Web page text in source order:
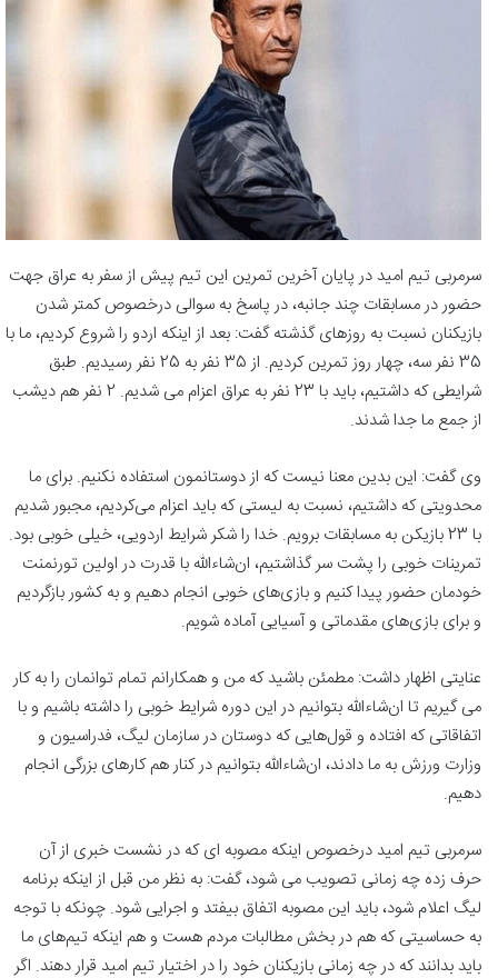
سرمربی تیم امید در پایان آخرین تمرین این تیم پیش از سفر به عراق جهت
حضور در مسابقات چند جانبه، در پاسخ به سوالی درخصوص کمتر شدن
بازیکنان نسبت به روزهای گذشته گفت: بعد از اینکه اردو را شروع کردیم، ما با
35 نفر سه، چهار روز تمرین کردیم. از 35 نفر به 25 نفر رسیدیم. طبق
شرایطی که داشتیم، باید با 23 نفر به عراق اعزام می شدیم. 2 نفر هم دیشب
از جمع ما جدا شدند.
وی گفت: این بدین معنا نیست که از دوستانمون استفاده نکنیم. برای ما
محدویتی که داشتیم، نسبت به لیستی که باید اعزام می‌کردیم، مجبور شدیم
با 23 بازیکن به مسابقات برویم. خدا را شکر شرایط اردویی، خیلی خوبی بود.
تمرینات خوبی را پشت سر گذاشتیم، ان‌شاءالله با قدرت در اولین تورنمنت
خودمان حضور پیدا کنیم و بازی‌های خوبی انجام دهیم و به کشور بازگردیم
و برای بازی‌های مقدماتی و آسیایی آماده شویم.
عنایتی اظهار داشت: مطمئن باشید که من و همکارانم تمام توانمان را به کار
می گیریم تا ان‌شاءالله بتوانیم در این دوره شرایط خوبی را داشته باشیم و با
اتفاقاتی که افتاده و قول‌هایی که دوستان در سازمان لیگ، فدراسیون و
وزارت ورزش به ما دادند، ان‌شاءالله بتوانیم در کنار هم کارهای بزرگی انجام
دهیم.
سرمربی تیم امید درخصوص اینکه مصوبه ای که در نشست خبری از آن
حرف زده چه زمانی تصویب می شود، گفت: به نظر من قبل از اینکه برنامه
لیگ اعلام شود، باید این مصوبه اتفاق بیفتد و اجرایی شود. چونکه با توجه
به حساسیتی که هم در بخش مطالبات مردم هست و هم اینکه تیم‌های ما
باید بدانند که در چه زمانی بازیکنان خود را در اختیار تیم امید قرار دهند. اگر